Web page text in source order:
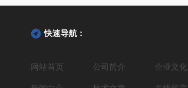
快速导航：
网站首页 公司简介 企业文化